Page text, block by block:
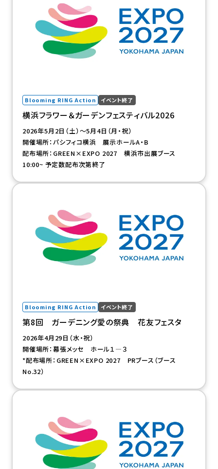
Blooming RING Action イベント終了
横浜フラワー＆ガーデンフェスティバル2026
2026年5月2日（土）～5月4日（月・祝）
開催場所：パシフィコ横浜 展示ホールA・B
配布場所：GREEN×EXPO 2027 横浜市出展ブース
10:00~ 予定数配布次第終了
Blooming RING Action イベント終了
第8回 ガーデニング愛の祭典 花友フェスタ
2026年4月29日（水・祝）
開催場所：幕張メッセ ホール１―３
*配布場所：GREEN×EXPO 2027 PRブース（ブース
No.32）
（新規タブで開きます）
（新規タブで開きます）